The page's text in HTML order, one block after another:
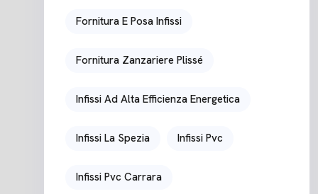
Fornitura E Posa Infissi
Fornitura Zanzariere Plissé
Infissi Ad Alta Efficienza Energetica
Infissi La Spezia Infissi Pvc
Infissi Pvc Carrara